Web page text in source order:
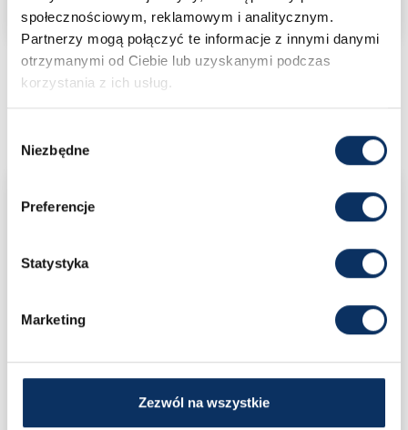
społecznościowym, reklamowym i analitycznym.
Partnerzy mogą połączyć te informacje z innymi danymi
otrzymanymi od Ciebie lub uzyskanymi podczas
korzystania z ich usług.
zgody
Niezbędne
Preferencje
Statystyka
Marketing
Zezwól na wszystkie
DETAILING I AKCESORIA
CZERWIEC
Driftingowe Mistrzostwa Polski 2026 - I
runda
Nadarzyn